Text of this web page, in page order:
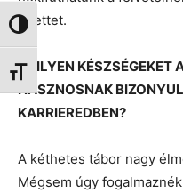
Nagy kontraszt váltása
Betűméret váltása
duettet.
-MILYEN KÉSZSÉGEKET
HASZNOSNAK
KARRIEREDBEN?
A kéthetes tábor nagy
Mégsem úgy